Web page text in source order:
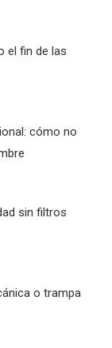
el fin de las
cómo no
sin filtros
o trampa